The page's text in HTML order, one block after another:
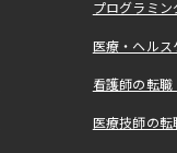
プログラミ
医療・ヘル
看護師の転
医療技師の